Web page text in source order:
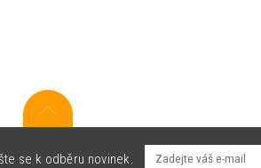
se k odběru novinek.